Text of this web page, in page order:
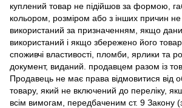
куплений товар не підійшов за формою,
кольором, розміром або з інших причин
використаний за призначенням, якщо
використаний і якщо збережено його
споживчі властивості, пломби, ярлики та
документ, виданий. продавцем разом із
Продавець не має права відмовитися від
товару, який не включений до переліку,
всім вимогам, передбаченим ст. 9 Закону